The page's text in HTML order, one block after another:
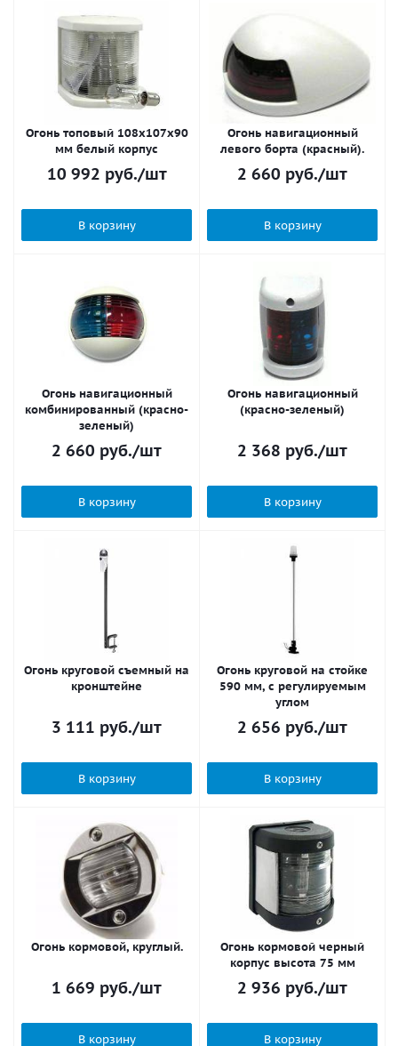
Огонь топовый 108х107х90
мм белый корпус
10 992 руб./шт
В корзину
Огонь навигационный
левого борта (красный).
2 660 руб./шт
В корзину
Огонь навигационный
комбинированный (красно-
зеленый)
2 660 руб./шт
В корзину
Огонь навигационный
(красно-зеленый)
2 368 руб./шт
В корзину
Огонь круговой съемный на
кронштейне
3 111 руб./шт
В корзину
Огонь круговой на стойке
590 мм, с регулируемым
углом
2 656 руб./шт
В корзину
Огонь кормовой, круглый.
1 669 руб./шт
В корзину
Огонь кормовой черный
корпус высота 75 мм
2 936 руб./шт
В корзину